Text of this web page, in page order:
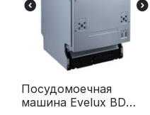
Посудомоечная
машина Evelux BD